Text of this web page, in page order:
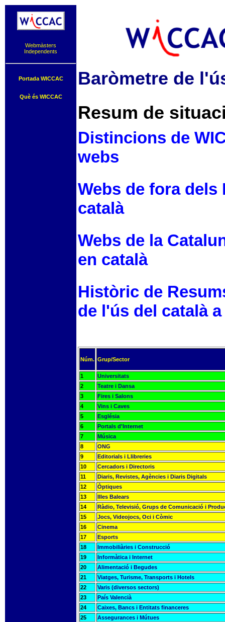
Webmàsters
Independents
Portada WICCAC
Què és WICCAC
Baròmetre de
Resum de
Distincions de
webs
Webs de fora dels
català
Webs de la
en català
Històric de
de l'ús del català
Núm. Grup/Sector
1
Universitats
2
Teatre i Dansa
3
Fires i Salons
4
Vins i Caves
5
Església
6
Portals d'Internet
7
Música
8
ONG
9
Editorials i Llibreries
10
Cercadors i Directoris
11
Diaris, Revistes, Agències i Diaris Digitals
12
Òptiques
13
Illes Balears
14
Ràdio, Televisió, Grups de Comunicació i
15
Jocs, Videojocs, Oci i Còmic
16
Cinema
17
Esports
18
Immobiliàries i Construcció
19
Informàtica i Internet
20
Alimentació i Begudes
21
Viatges, Turisme, Transports i Hotels
22
Varis (diversos sectors)
23
País Valencià
24
Caixes, Bancs i Entitats financeres
25
Assegurances i Mútues